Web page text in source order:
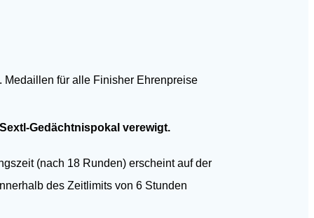
für alle Finisher Ehrenpreise
Gedächtnispokal verewigt.
(nach 18 Runden) erscheint auf der
des Zeitlimits von 6 Stunden